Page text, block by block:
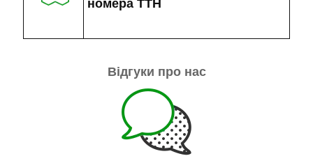
номера ТТН
Відгуки про нас